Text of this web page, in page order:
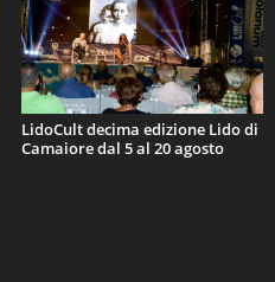
LidoCult decima edizione Lido di
Camaiore dal 5 al 20 agosto